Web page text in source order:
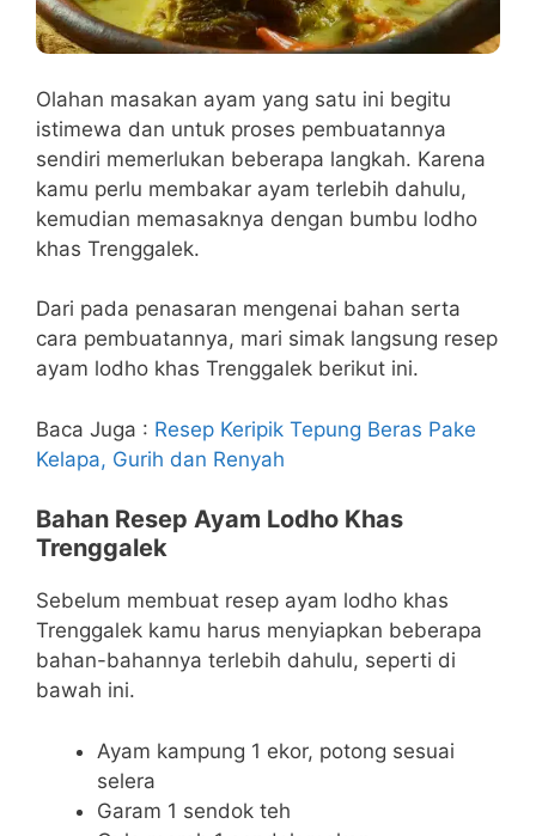
Olahan masakan ayam yang satu ini begitu
istimewa dan untuk proses pembuatannya
sendiri memerlukan beberapa langkah. Karena
kamu perlu membakar ayam terlebih dahulu,
kemudian memasaknya dengan bumbu lodho
khas Trenggalek.
Dari pada penasaran mengenai bahan serta
cara pembuatannya, mari simak langsung resep
ayam lodho khas Trenggalek berikut ini.
Baca Juga : Resep Keripik Tepung Beras Pake
Kelapa, Gurih dan Renyah
Bahan Resep Ayam Lodho Khas
Trenggalek
Sebelum membuat resep ayam lodho khas
Trenggalek kamu harus menyiapkan beberapa
bahan-bahannya terlebih dahulu, seperti di
bawah ini.
Ayam kampung 1 ekor, potong sesuai
selera
Garam 1 sendok teh